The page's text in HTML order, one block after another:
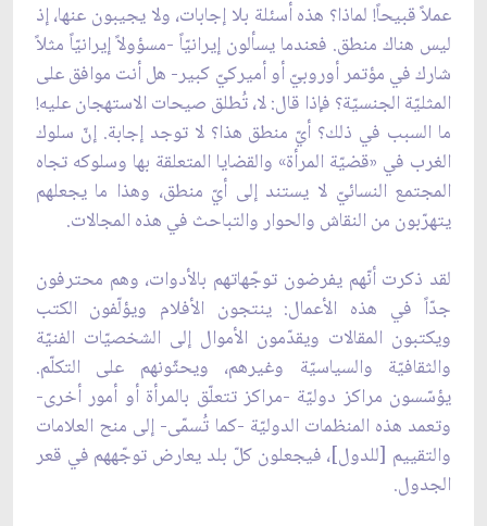
عملاً قبيحاً! لماذا؟ هذه أسئلة بلا إجابات، ولا يجيبون عنها، إذ
ليس هناك منطق. فعندما يسألون إيرانيّاً -مسؤولاً إيرانيّاً مثلاً
شارك في مؤتمر أوروبيّ أو أميركيّ كبير- هل أنت موافق على
المثليّة الجنسيّة؟ فإذا قال: لا، تُطلق صيحات الاستهجان عليه!
ما السبب في ذلك؟ أيّ منطق هذا؟ لا توجد إجابة. إنّ سلوك
الغرب في «قضيّة المرأة» والقضايا المتعلقة بها وسلوكه تجاه
المجتمع النسائيّ لا يستند إلى أيّ منطق، وهذا ما يجعلهم
يتهرّبون من النقاش والحوار والتباحث في هذه المجالات.
لقد ذكرت أنّهم يفرضون توجّهاتهم بالأدوات، وهم محترفون
جدّاً في هذه الأعمال: ينتجون الأفلام ويؤلّفون الكتب
ويكتبون المقالات ويقدّمون الأموال إلى الشخصيّات الفنيّة
والثقافيّة والسياسيّة وغيرهم، ويحثّونهم على التكلّم.
يؤسّسون مراكز دوليّة -مراكز تتعلّق بالمرأة أو أمور أخرى-
وتعمد هذه المنظمات الدوليّة -كما تُسمّى- إلى منح العلامات
والتقييم [للدول]، فيجعلون كلّ بلد يعارض توجّههم في قعر
الجدول.